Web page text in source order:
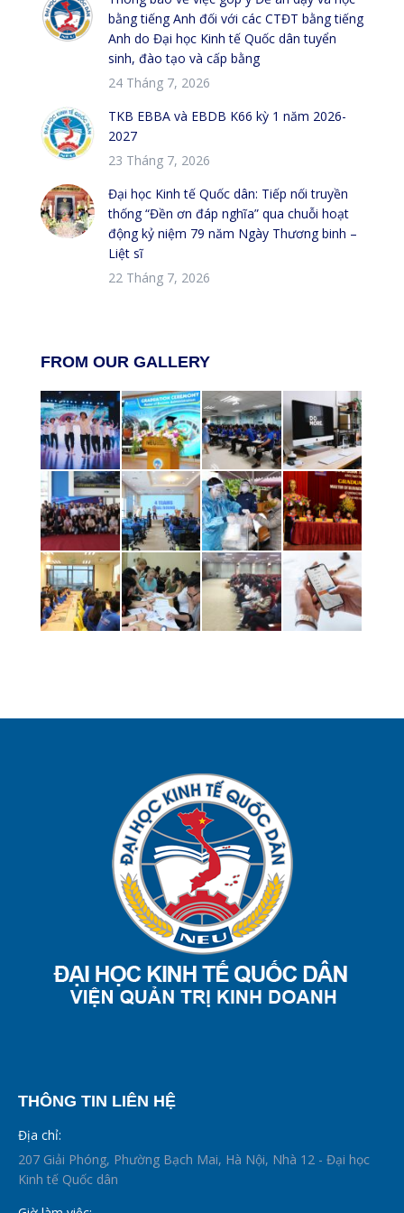
bằng tiếng Anh đối với các CTĐT bằng tiếng
Anh do Đại học Kinh tế Quốc dân tuyển
sinh, đào tạo và cấp bằng
24 Tháng 7, 2026
TKB EBBA và EBDB K66 kỳ 1 năm 2026-
2027
23 Tháng 7, 2026
Đại học Kinh tế Quốc dân: Tiếp nối truyền
thống “Đền ơn đáp nghĩa” qua chuỗi hoạt
động kỷ niệm 79 năm Ngày Thương binh –
Liệt sĩ
22 Tháng 7, 2026
FROM OUR GALLERY
THÔNG TIN LIÊN HỆ
Địa chỉ:
207 Giải Phóng, Phường Bạch Mai, Hà Nội, Nhà 12 - Đại học
Kinh tế Quốc dân